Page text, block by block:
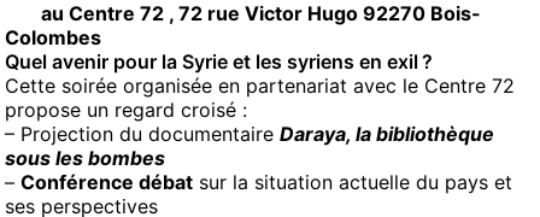
au Centre 72 , 72 rue Victor Hugo 92270 Bois-
Colombes
Quel avenir pour la Syrie et les syriens en exil ?
Cette soirée organisée en partenariat avec le Centre 72
propose un regard croisé :
– Projection du documentaire Daraya, la bibliothèque
sous les bombes
– Conférence débat sur la situation actuelle du pays et
ses perspectives